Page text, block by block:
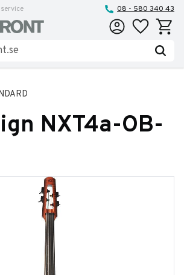
08 - 580 340 43
Favoriter
NXT4a-OB-